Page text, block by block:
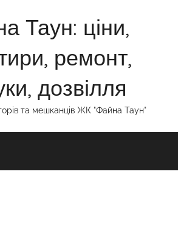
Таун: ціни,
ремонт,
дозвілля
та мешканців ЖК "Файна Таун"